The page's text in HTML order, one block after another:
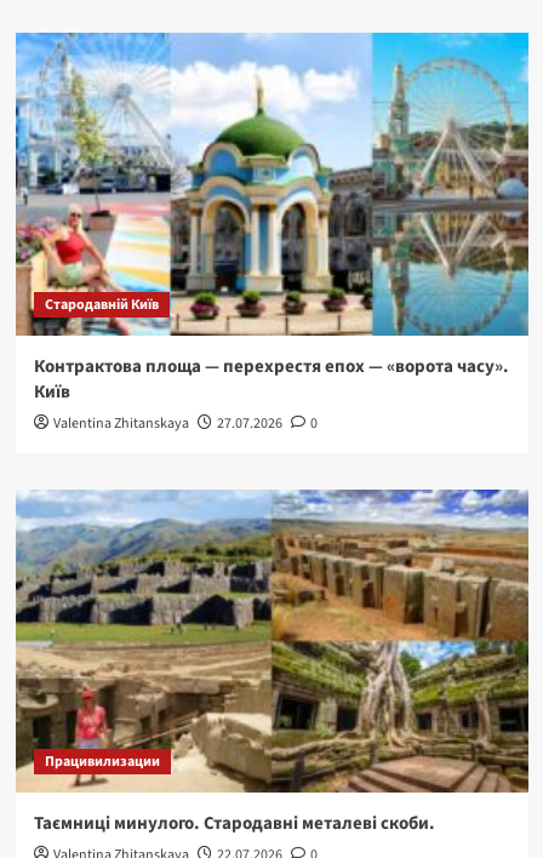
Стародавній Київ
Контрактова площа — перехрестя епох — «ворота часу».
Київ
Valentina Zhitanskaya 27.07.2026 0
Працивилизации
Таємниці минулого. Стародавні металеві скоби.